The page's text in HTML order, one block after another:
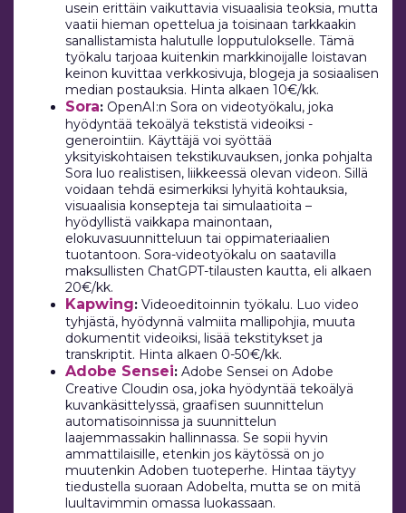
usein erittäin vaikuttavia visuaalisia teoksia, mutta
vaatii hieman opettelua ja toisinaan tarkkaakin
sanallistamista halutulle lopputulokselle. Tämä
työkalu tarjoaa kuitenkin markkinoijalle loistavan
keinon kuvittaa verkkosivuja, blogeja ja sosiaalisen
median postauksia. Hinta alkaen 10€/kk.
Sora: OpenAI:n Sora on videotyökalu, joka
hyödyntää tekoälyä tekstistä videoiksi -
generointiin. Käyttäjä voi syöttää
yksityiskohtaisen tekstikuvauksen, jonka pohjalta
Sora luo realistisen, liikkeessä olevan videon. Sillä
voidaan tehdä esimerkiksi lyhyitä kohtauksia,
visuaalisia konsepteja tai simulaatioita –
hyödyllistä vaikkapa mainontaan,
elokuvasuunnitteluun tai oppimateriaalien
tuotantoon. Sora-videotyökalu on saatavilla
maksullisten ChatGPT-tilausten kautta, eli alkaen
20€/kk.
Kapwing: Videoeditoinnin työkalu. Luo video
tyhjästä, hyödynnä valmiita mallipohjia, muuta
dokumentit videoiksi, lisää tekstitykset ja
transkriptit. Hinta alkaen 0-50€/kk.
Adobe Sensei: Adobe Sensei on Adobe
Creative Cloudin osa, joka hyödyntää tekoälyä
kuvankäsittelyssä, graafisen suunnittelun
automatisoinnissa ja suunnittelun
laajemmassakin hallinnassa. Se sopii hyvin
ammattilaisille, etenkin jos käytössä on jo
muutenkin Adoben tuoteperhe. Hintaa täytyy
tiedustella suoraan Adobelta, mutta se on mitä
luultavimmin omassa luokassaan.